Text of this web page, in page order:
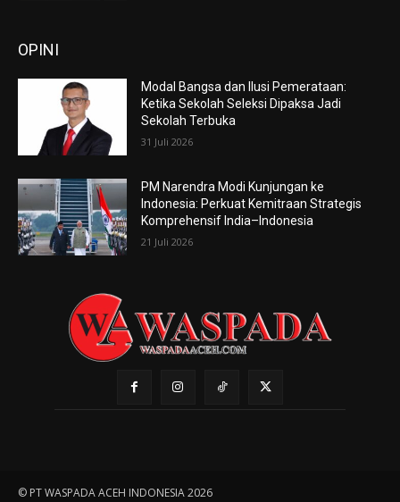
OPINI
Modal Bangsa dan Ilusi Pemerataan:
Ketika Sekolah Seleksi Dipaksa Jadi
Sekolah Terbuka
31 Juli 2026
PM Narendra Modi Kunjungan ke
Indonesia: Perkuat Kemitraan Strategis
Komprehensif India–Indonesia
21 Juli 2026
© PT WASPADA ACEH INDONESIA 2026